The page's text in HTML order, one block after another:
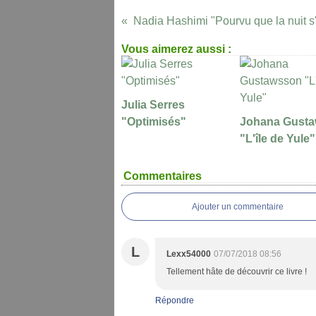
Nadia Hashimi "Pourvu que la nuit
Vous aimerez aussi :
Julia Serres
"Optimisés"
Johana
"L'île de Yule"
Commentaires
Ajouter un commentaire
L Lexx54000 07/07/2018 08:56
Tellement hâte de découvrir ce livre !
Répondre